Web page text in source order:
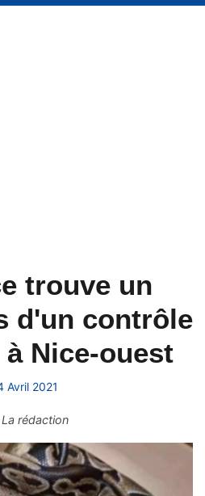
trouve un
d'un contrôle
Nice-ouest
Avril 2021
La rédaction